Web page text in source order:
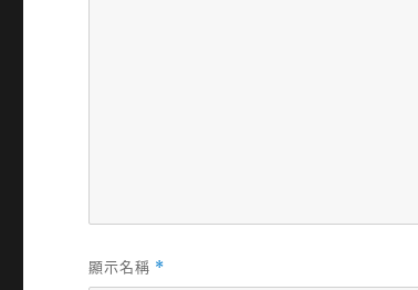
顯示名稱 *